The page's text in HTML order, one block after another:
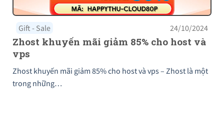
Gift - Sale 24/10/2024
Zhost khuyến mãi giảm 85% cho host và
vps
Zhost khuyến mãi giảm 85% cho host và vps – Zhost là một
trong những…